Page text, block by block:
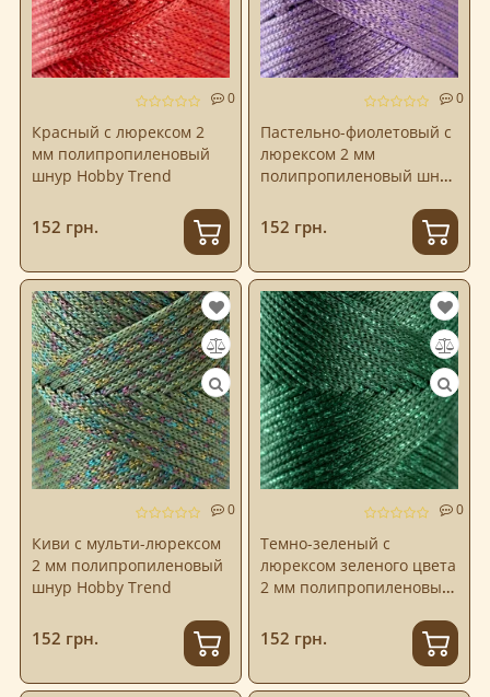
0
Красный с люрексом 2
мм полипропиленовый
шнур Hobby Trend
152 грн.
0
Пастельно-фиолетовый с
люрексом 2 мм
полипропиленовый шнур
152 грн.
0
Киви с мульти-люрексом
2 мм полипропиленовый
шнур Hobby Trend
152 грн.
0
Темно-зеленый с
люрексом зеленого цвета
2 мм полипропиленовый
152 грн.